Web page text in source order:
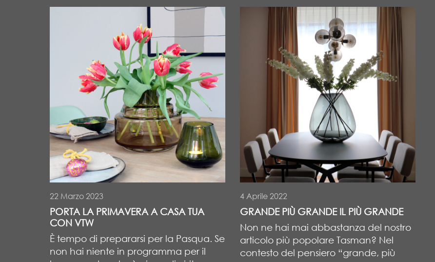
22 Marzo 2023
PORTA LA PRIMAVERA A CASA TUA
CON VTW
È tempo di prepararsi per la Pasqua. Se
non hai niente in programma per il
4 Aprile 2022
GRANDE PIÙ GRANDE IL PIÙ GRANDE
Non ne hai mai abbastanza del nostro
articolo più popolare Tasman? Nel
contesto del pensiero “grande, più